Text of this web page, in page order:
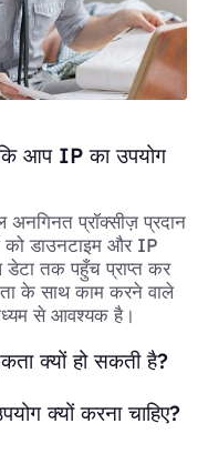
आप IP का उपयोग
अनगिनत प्रॉक्सीज़ प्रदान
को डाउनटाइम और IP
डेटा तक पहुँच प्राप्त कर
के साथ काम करने वाले
से आवश्यक है।
क्यों हो सकती है?
क्यों करना चाहिए?